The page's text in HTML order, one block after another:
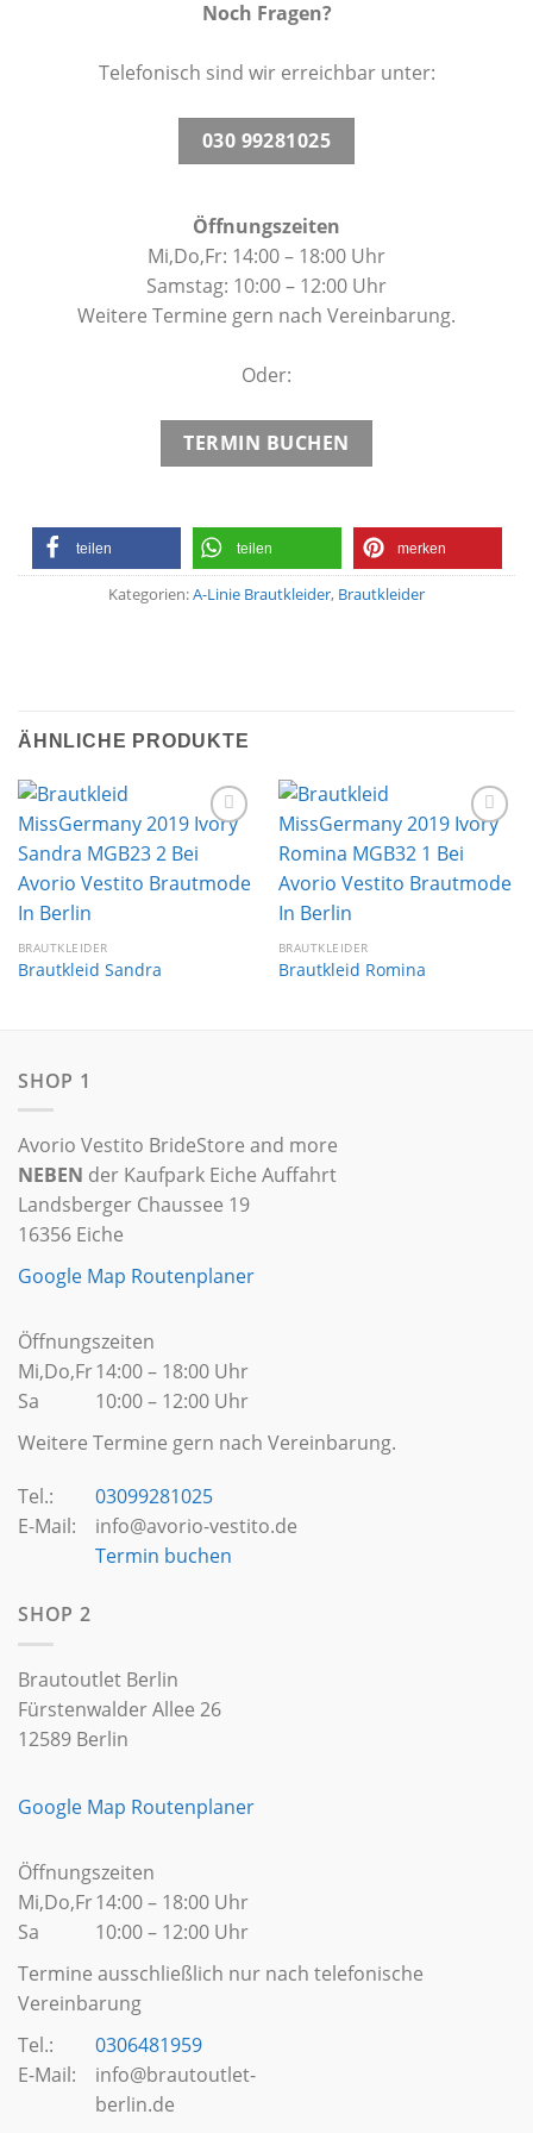
Noch Fragen?
Telefonisch sind wir erreichbar unter:
030 99281025
Öffnungszeiten
Mi,Do,Fr: 14:00 – 18:00 Uhr
Samstag: 10:00 – 12:00 Uhr
Weitere Termine gern nach Vereinbarung.
Oder:
TERMIN BUCHEN
teilen teilen merken
Kategorien:A-Linie Brautkleider, Brautkleider
ÄHNLICHE PRODUKTE
Wunschliste
BRAUTKLEIDER
Brautkleid Sandra
Wunschliste
BRAUTKLEIDER
Brautkleid Romina
SHOP 1
Avorio Vestito BrideStore and more
NEBEN der Kaufpark Eiche Auffahrt
Landsberger Chaussee 19
16356 Eiche
Google Map Routenplaner
Öffnungszeiten
Mi,Do,Fr
Sa
14:00 – 18:00 Uhr
10:00 – 12:00 Uhr
Weitere Termine gern nach Vereinbarung.
Tel.:
E-Mail:
03099281025
info@avorio-vestito.de
Termin buchen
SHOP 2
Brautoutlet Berlin
Fürstenwalder Allee 26
12589 Berlin
Google Map Routenplaner
Öffnungszeiten
Mi,Do,Fr
Sa
14:00 – 18:00 Uhr
10:00 – 12:00 Uhr
Termine ausschließlich nur nach telefonische
Vereinbarung
Tel.:
E-Mail:
0306481959
info@brautoutlet-
berlin.de